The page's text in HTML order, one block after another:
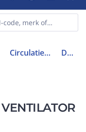
Circulatieventilator DF30P